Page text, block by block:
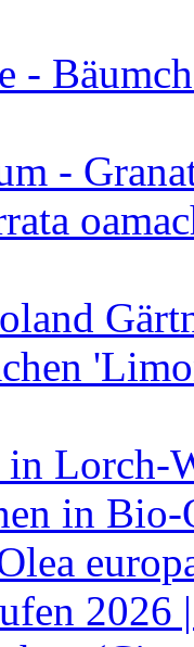
-
-
Lorch-
in Bio-
2026